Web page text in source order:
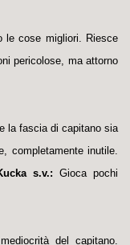
le cose migliori. Riesce
pericolose, ma attorno
la fascia di capitano sia
completamente inutile.
s.v.: Gioca pochi
del capitano.